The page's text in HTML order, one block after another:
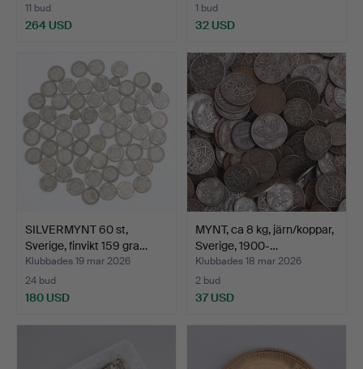
11 bud
264 USD
1 bud
32 USD
SILVERMYNT 60 st,
Sverige, finvikt 159 gra…
Klubbades 19 mar 2026
24 bud
180 USD
MYNT, ca 8 kg, järn/koppar,
Sverige, 1900-…
Klubbades 18 mar 2026
2 bud
37 USD